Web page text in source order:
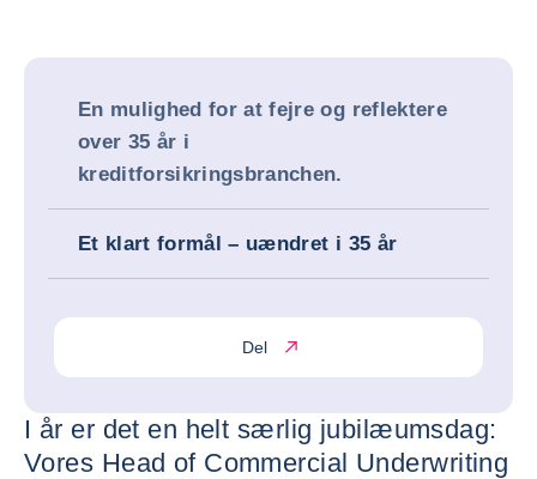
En mulighed for at fejre og reflektere
over 35 år i
kreditforsikringsbranchen.
Et klart formål – uændret i 35 år
Del
I år er det en helt særlig jubilæumsdag:
Vores Head of Commercial Underwriting